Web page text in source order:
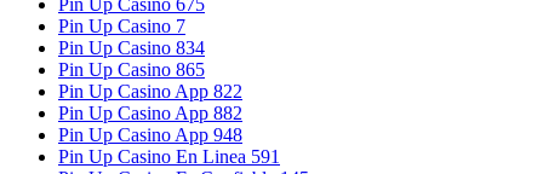
Pin Up Casino 675
Pin Up Casino 7
Pin Up Casino 834
Pin Up Casino 865
Pin Up Casino App 822
Pin Up Casino App 882
Pin Up Casino App 948
Pin Up Casino En Linea 591